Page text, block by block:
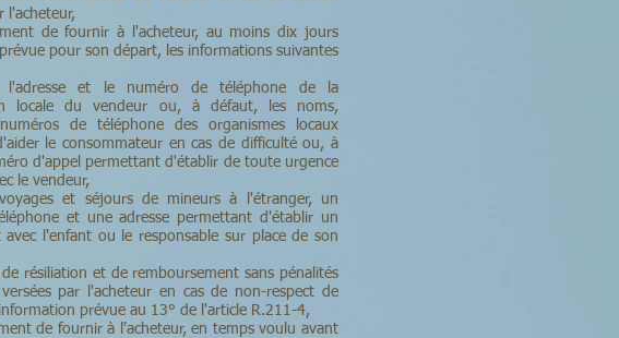
l'acheteur,
de fournir à l'acheteur, au moins dix jours
pour son départ, les informations suivantes
et le numéro de téléphone de la
locale du vendeur ou, à défaut, les noms,
de téléphone des organismes locaux
le consommateur en cas de difficulté ou, à
d'appel permettant d'établir de toute urgence
le vendeur,
et séjours de mineurs à l'étranger, un
et une adresse permettant d'établir un
avec l'enfant ou le responsable sur place de son
résiliation et de remboursement sans pénalités
par l'acheteur en cas de non-respect de
prévue au 13° de l'article R.211-4,
de fournir à l'acheteur, en temps voulu avant